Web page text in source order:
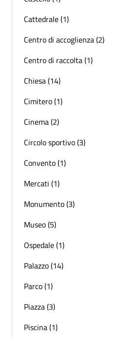
Cattedrale (1)
Centro di accoglienza (2)
Centro di raccolta (1)
Chiesa (14)
Cimitero (1)
Cinema (2)
Circolo sportivo (3)
Convento (1)
Mercati (1)
Monumento (3)
Museo (5)
Ospedale (1)
Palazzo (14)
Parco (1)
Piazza (3)
Piscina (1)